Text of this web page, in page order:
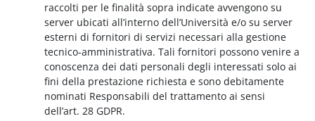
raccolti per le finalità sopra indicate avvengono su
server ubicati all’interno dell’Università e/o su server
esterni di fornitori di servizi necessari alla gestione
tecnico-amministrativa. Tali fornitori possono venire a
conoscenza dei dati personali degli interessati solo ai
fini della prestazione richiesta e sono debitamente
nominati Responsabili del trattamento ai sensi
dell’art. 28 GDPR.